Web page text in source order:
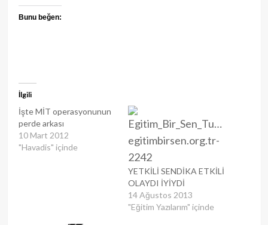
Bunu beğen:
İlgili
İşte MİT operasyonunun
perde arkası
10 Mart 2012
"Havadis" içinde
YETKİLİ SENDİKA ETKİLİ
OLAYDI İYİYDİ
14 Ağustos 2013
"Eğitim Yazılarım" içinde